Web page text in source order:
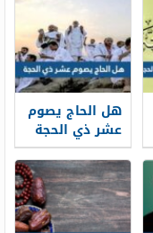
هل الحاج يصوم
عشر ذي الحجة